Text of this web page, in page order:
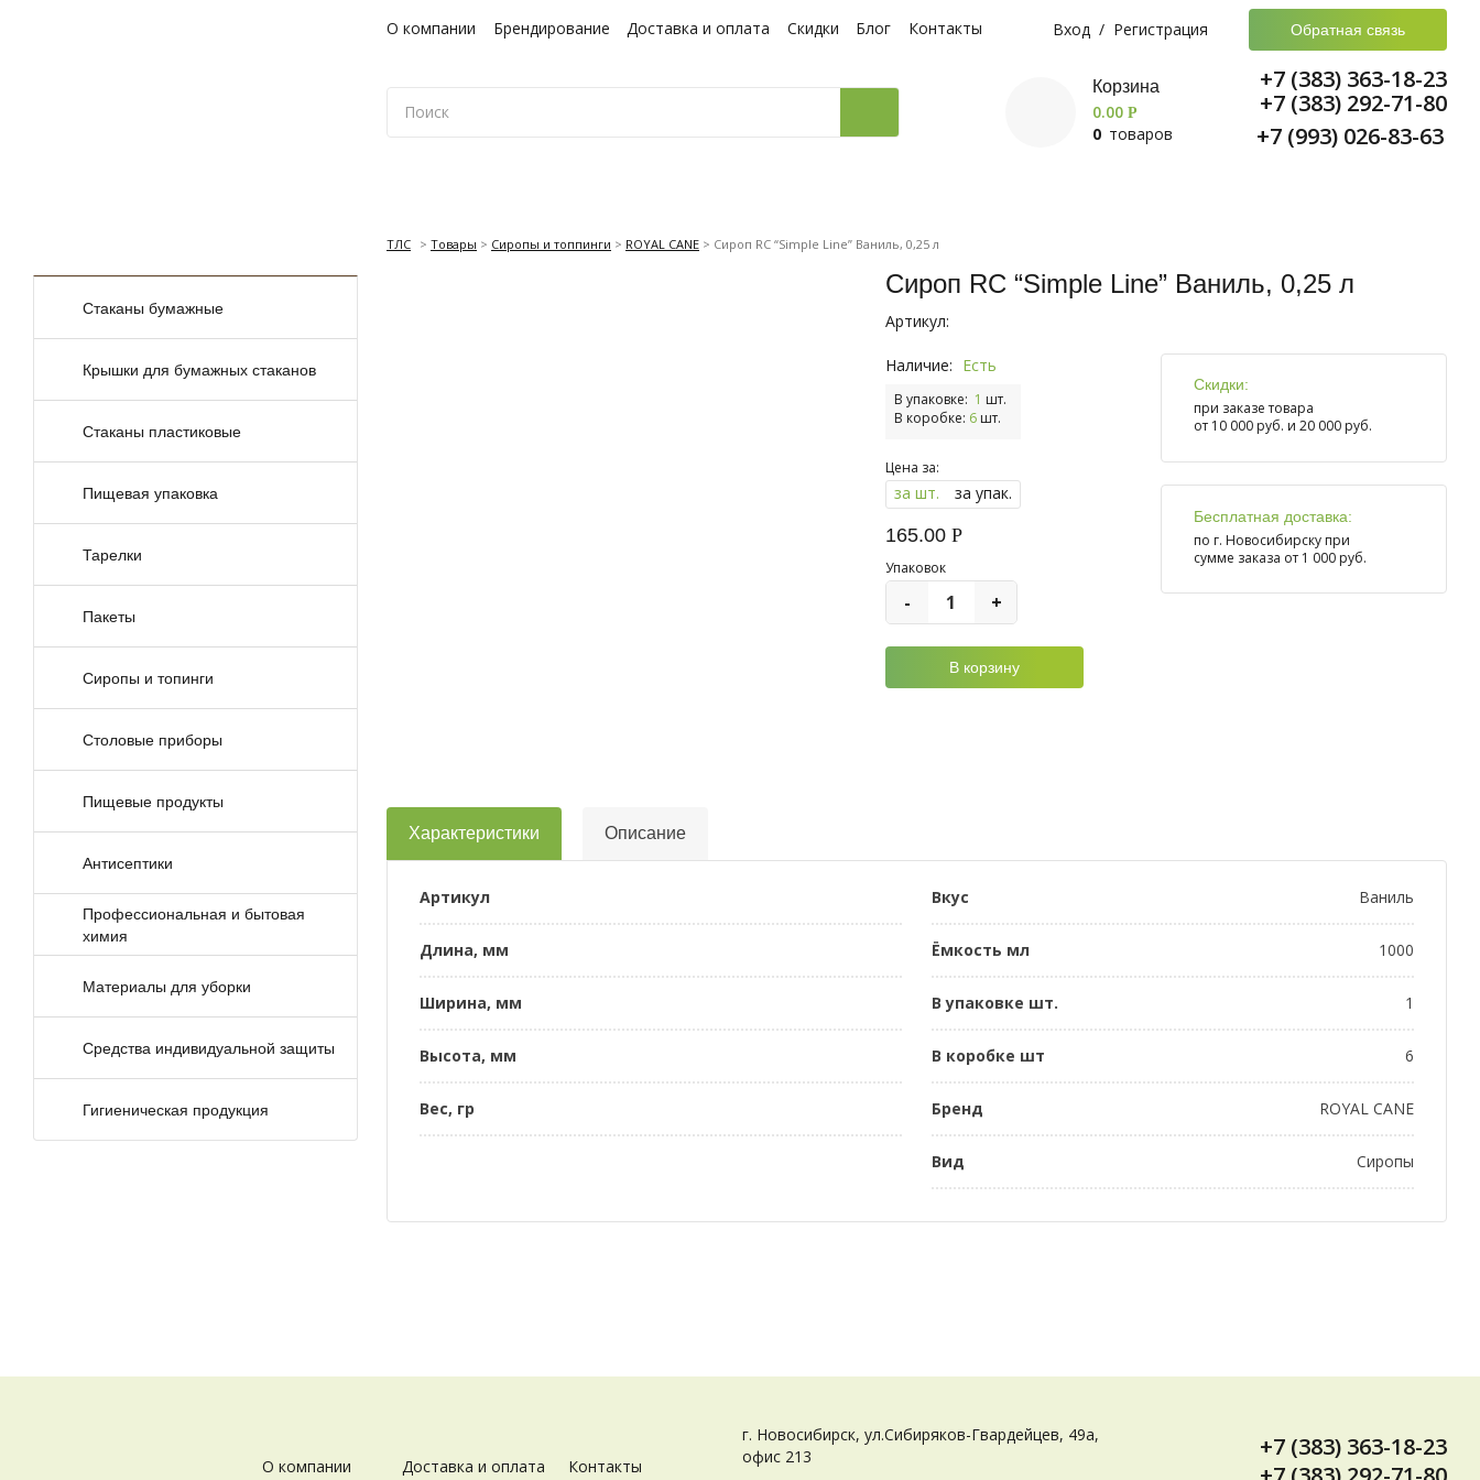
Стаканы бумажные
Крышки для бумажных стаканов
Стаканы пластиковые
Пищевая упаковка
Тарелки
Пакеты
Сиропы и топинги
Столовые приборы
Пищевые продукты
Антисептики
Профессиональная и бытовая
химия
Материалы для уборки
Средства индивидуальной защиты
Гигиеническая продукция
О компании Брендирование Доставка и оплата Скидки Блог Контакты Вход / Регистрация Обратная связь
Корзина
0.00 Р
0 товаров
+7 (383) 363-18-23
+7 (383) 292-71-80
+7 (993) 026-83-63
ТЛС > Товары > Сиропы и топпинги > ROYAL CANE > Сироп RC “Simple Line” Ваниль, 0,25 л
Сироп RC “Simple Line” Ваниль, 0,25 л
Артикул:
Наличие: Есть
В упаковке: 1 шт.
В коробке: 6 шт.
Цена за:
за шт. за упак.
165.00 Р
Упаковок
- +
Скидки:
при заказе товара
от 10 000 руб. и 20 000 руб.
Бесплатная доставка:
по г. Новосибирску при
сумме заказа от 1 000 руб.
Характеристики Описание
Артикул
Длина, мм
Ширина, мм
Высота, мм
Вес, гр
Вкус Ваниль
Ёмкость мл 1000
В упаковке шт. 1
В коробке шт 6
Бренд ROYAL CANE
Вид Сиропы
О компании Доставка и оплата Контакты
г. Новосибирск, ул.Сибиряков-Гвардейцев, 49а,
офис 213
+7 (383) 363-18-23